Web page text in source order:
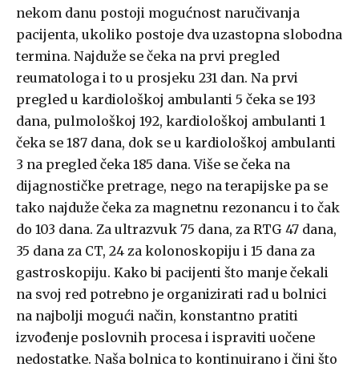
nekom danu postoji mogućnost naručivanja
pacijenta, ukoliko postoje dva uzastopna slobodna
termina. Najduže se čeka na prvi pregled
reumatologa i to u prosjeku 231 dan. Na prvi
pregled u kardiološkoj ambulanti 5 čeka se 193
dana, pulmološkoj 192, kardiološkoj ambulanti 1
čeka se 187 dana, dok se u kardiološkoj ambulanti
3 na pregled čeka 185 dana. Više se čeka na
dijagnostičke pretrage, nego na terapijske pa se
tako najduže čeka za magnetnu rezonancu i to čak
do 103 dana. Za ultrazvuk 75 dana, za RTG 47 dana,
35 dana za CT, 24 za kolonoskopiju i 15 dana za
gastroskopiju. Kako bi pacijenti što manje čekali
na svoj red potrebno je organizirati rad u bolnici
na najbolji mogući način, konstantno pratiti
izvođenje poslovnih procesa i ispraviti uočene
nedostatke. Naša bolnica to kontinuirano i čini što